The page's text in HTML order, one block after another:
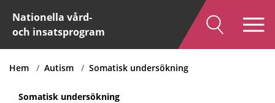
Nationella vård-
och insatsprogram
Hem Autism Somatisk undersökning
Somatisk undersökning